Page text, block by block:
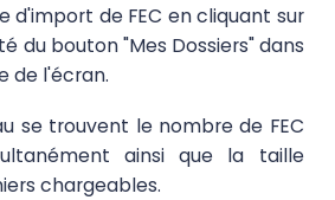
d'import de FEC en cliquant sur
du bouton "Mes Dossiers" dans
de l'écran.
se trouvent le nombre de FEC
ainsi que la taille
chargeables.